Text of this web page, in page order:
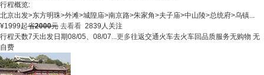
行程概览:
北京出发>东方明珠>外滩>城隍庙>南京路>朱家角>夫子庙>中山陵>总统府>乌镇...
¥1999起省2000元 去看看 2839人关注
行程天数7天出发日期08/05、08/07...更多往返交通火车去火车回品质服务无购物 无
自费